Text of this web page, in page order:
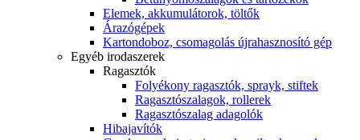
Elemek, akkumulátorok, töltők
Árazógépek
Kartondoboz, csomagolás újrahasznosító gép
Egyéb irodaszerek
Ragasztók
Folyékony ragasztók, sprayk, stiftek
Ragasztószalagok, rollerek
Ragasztószalag adagolók
Hibajavítók